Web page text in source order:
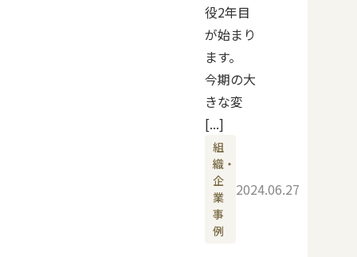
役2年目
が始まり
ます。
今期の大
きな変
[...]
組
織・
企
業
事
例
2024.06.27